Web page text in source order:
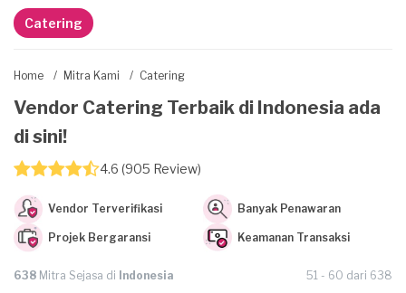
Home / Mitra Kami / Catering
Vendor Catering Terbaik di Indonesia ada
di sini!
4.6 (905 Review)
Vendor Terverifikasi Banyak Penawaran
Projek Bergaransi Keamanan Transaksi
638 Mitra Sejasa di Indonesia 51 - 60 dari 638
Catering